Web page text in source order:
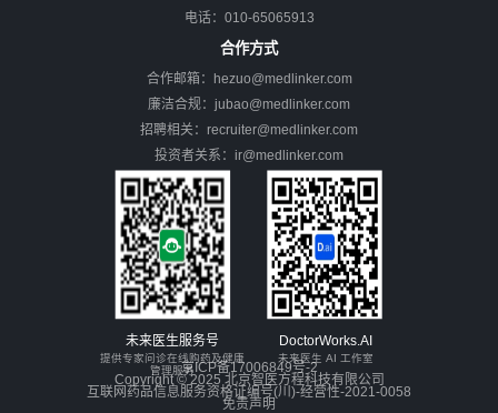
电话：010-65065913
合作方式
合作邮箱：hezuo@medlinker.com
廉洁合规：jubao@medlinker.com
招聘相关：recruiter@medlinker.com
投资者关系：ir@medlinker.com
未来医生服务号
提供专家问诊在线购药及健康
管理服务
DoctorWorks.AI
未来医生 AI 工作室
京ICP备17006849号-2
Copyright © 2025 北京智医方程科技有限公司
互联网药品信息服务资格证编号(川)-经营性-2021-0058
免责声明